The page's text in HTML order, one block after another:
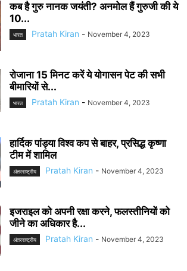
कब है गुरु नानक जयंती? अनमोल हैं गुरुजी की ये
10...
भारत Pratah Kiran - November 4, 2023
रोजाना 15 मिनट करें ये योगासन पेट की सभी
बीमारियों से...
भारत Pratah Kiran - November 4, 2023
हार्दिक पांड्या विश्व कप से बाहर, प्रसिद्ध कृष्णा
टीम में शामिल
अंतरराष्ट्रीय Pratah Kiran - November 4, 2023
इजराइल को अपनी रक्षा करने, फलस्तीनियों को
जीने का अधिकार है...
अंतरराष्ट्रीय Pratah Kiran - November 4, 2023